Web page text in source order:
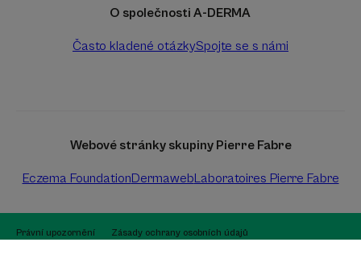
O společnosti A-DERMA
Často kladené otázkySpojte se s námi
Webové stránky skupiny Pierre Fabre
Eczema FoundationDermawebLaboratoires Pierre Fabre
Právní upozornění
Zásady ochrany osobních údajů